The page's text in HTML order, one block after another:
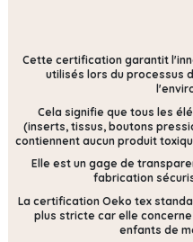
Cette certification garantit
utilisés lors du processus
Cela signifie que tous les
(inserts, tissus, boutons
contiennent aucun produit
Elle est un gage de
fabrication
La certification Oeko tex
plus stricte car elle
enfants de